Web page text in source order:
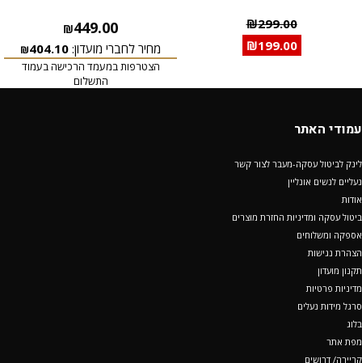
₪299.00
₪199.00
₪449.00
מחיר לחברי מועדון: ₪404.10
הצטרפות במעמד הרכישה בעמוד
התשלום
עמודי האתר
לינק לביטול עסקה-מעבר לצור קשר
נעליים לנשים אונליין
אודות
ביטול עסקה ומדיניות החזרת מוצרים
אספקה ומשלוחים
הצהרת נגישות
תקנון מועדון
מדיניות פרטיות
סרגל מידות נעלים
בלוג
מפת אתר
קריירה/ דרושים